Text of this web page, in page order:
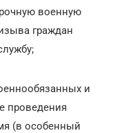
военную
граждан
и
проведения
(в особенный